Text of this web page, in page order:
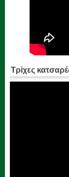
Τρίχες